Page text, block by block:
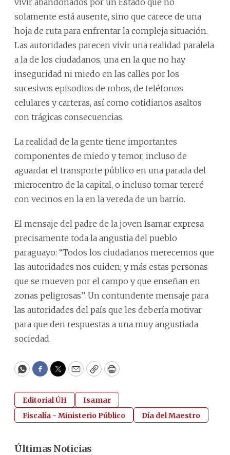
vivir abandonados por un Estado que no
solamente está ausente, sino que carece de una
hoja de ruta para enfrentar la compleja situación.
Las autoridades parecen vivir una realidad paralela
a la de los ciudadanos, una en la que no hay
inseguridad ni miedo en las calles por los
sucesivos episodios de robos, de teléfonos
celulares y carteras, así como cotidianos asaltos
con trágicas consecuencias.
La realidad de la gente tiene importantes
componentes de miedo y temor, incluso de
aguardar el transporte público en una parada del
microcentro de la capital, o incluso tomar tereré
con vecinos en la en la vereda de un barrio.
El mensaje del padre de la joven Isamar expresa
precisamente toda la angustia del pueblo
paraguayo: “Todos los ciudadanos merecemos que
las autoridades nos cuiden; y más estas personas
que se mueven por el campo y que enseñan en
zonas peligrosas”. Un contundente mensaje para
las autoridades del país que les debería motivar
para que den respuestas a una muy angustiada
sociedad.
WhatsApp
Facebook
Twitter
EmailCopyPrint
Editorial ÚH
Isamar
Fiscalía - Ministerio Público
Día del Maestro
Últimas Noticias